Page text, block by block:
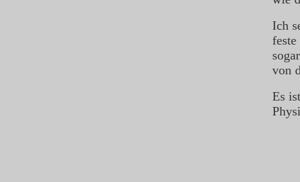
Ich
von
Es